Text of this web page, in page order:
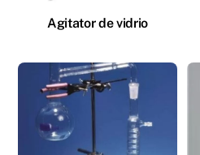
Agitator de vidrio